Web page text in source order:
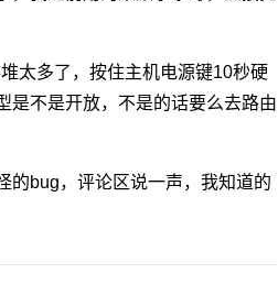
太多了，按住主机电源键10秒硬
是不是开放，不是的话要么去路由
的bug，评论区说一声，我知道的